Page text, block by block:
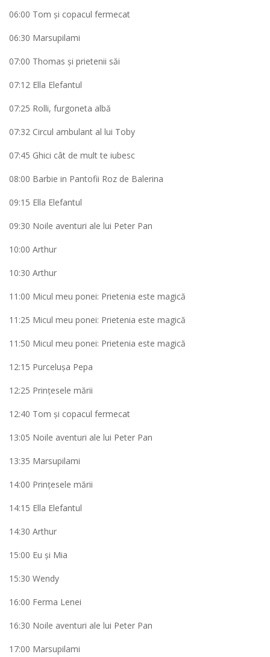
06:00 Tom şi copacul fermecat
06:30 Marsupilami
07:00 Thomas şi prietenii săi
07:12 Ella Elefantul
07:25 Rolli, furgoneta albă
07:32 Circul ambulant al lui Toby
07:45 Ghici cât de mult te iubesc
08:00 Barbie in Pantofii Roz de Balerina
09:15 Ella Elefantul
09:30 Noile aventuri ale lui Peter Pan
10:00 Arthur
10:30 Arthur
11:00 Micul meu ponei: Prietenia este magică
11:25 Micul meu ponei: Prietenia este magică
11:50 Micul meu ponei: Prietenia este magică
12:15 Purceluşa Pepa
12:25 Prinţesele mării
12:40 Tom şi copacul fermecat
13:05 Noile aventuri ale lui Peter Pan
13:35 Marsupilami
14:00 Prinţesele mării
14:15 Ella Elefantul
14:30 Arthur
15:00 Eu şi Mia
15:30 Wendy
16:00 Ferma Lenei
16:30 Noile aventuri ale lui Peter Pan
17:00 Marsupilami